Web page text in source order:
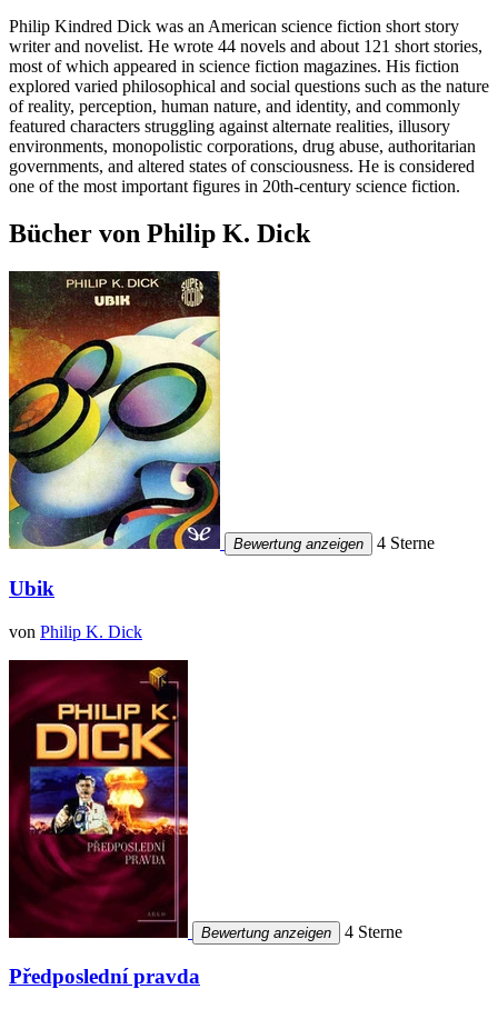
Philip Kindred Dick was an American science fiction short story
writer and novelist. He wrote 44 novels and about 121 short stories,
most of which appeared in science fiction magazines. His fiction
explored varied philosophical and social questions such as the nature
of reality, perception, human nature, and identity, and commonly
featured characters struggling against alternate realities, illusory
environments, monopolistic corporations, drug abuse, authoritarian
governments, and altered states of consciousness. He is considered
one of the most important figures in 20th-century science fiction.
Bücher von Philip K. Dick
Bewertung anzeigen 4 Sterne
Ubik
von Philip K. Dick
Bewertung anzeigen 4 Sterne
Předposlední pravda